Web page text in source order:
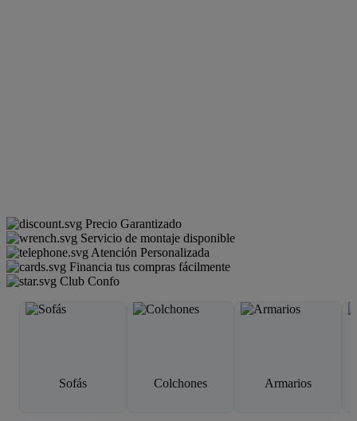
Precio Garantizado
Servicio de montaje disponible
Atención Personalizada
Financia tus compras fácilmente
Club Confo
Sofás Colchones Armarios